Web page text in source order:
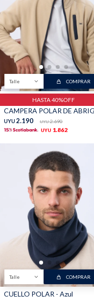
Talle COMPRAR
HASTA 40%OFF
UYU 2.190 UYU 2.690
UYU 1.862
Talle COMPRAR
CUELLO POLAR - Azul